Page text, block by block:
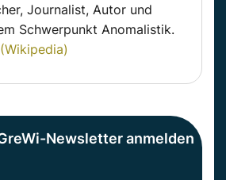
Journalist, Autor und
Schwerpunkt Anomalistik.
Newsletter anmelden